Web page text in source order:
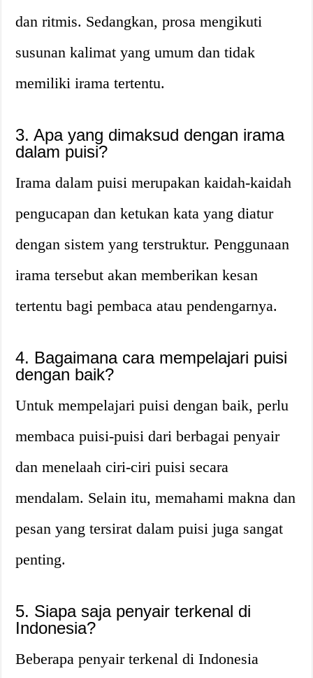
dan ritmis. Sedangkan, prosa mengikuti
susunan kalimat yang umum dan tidak
memiliki irama tertentu.
3. Apa yang dimaksud dengan irama
dalam puisi?
Irama dalam puisi merupakan kaidah-kaidah
pengucapan dan ketukan kata yang diatur
dengan sistem yang terstruktur. Penggunaan
irama tersebut akan memberikan kesan
tertentu bagi pembaca atau pendengarnya.
4. Bagaimana cara mempelajari puisi
dengan baik?
Untuk mempelajari puisi dengan baik, perlu
membaca puisi-puisi dari berbagai penyair
dan menelaah ciri-ciri puisi secara
mendalam. Selain itu, memahami makna dan
pesan yang tersirat dalam puisi juga sangat
penting.
5. Siapa saja penyair terkenal di
Indonesia?
Beberapa penyair terkenal di Indonesia